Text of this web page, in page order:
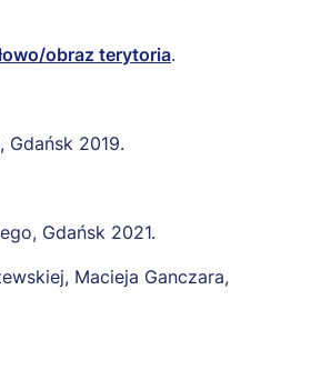
obraz terytoria.
Gdańsk 2019.
Gdańsk 2021.
Macieja Ganczara,